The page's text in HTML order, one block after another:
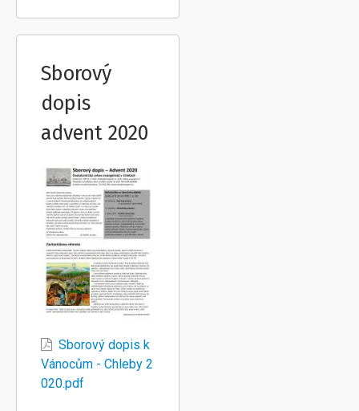
Sborový
dopis
advent 2020
Sborový dopis k
Vánocům - Chleby 2
020.pdf